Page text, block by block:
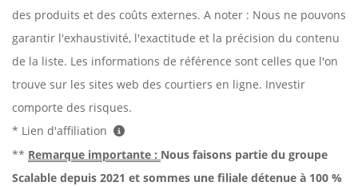
des produits et des coûts externes. A noter : Nous ne pouvons
garantir l'exhaustivité, l'exactitude et la précision du contenu
de la liste. Les informations de référence sont celles que l'on
trouve sur les sites web des courtiers en ligne. Investir
comporte des risques.
* Lien d'affiliation
** Remarque importante : Nous faisons partie du groupe
Scalable depuis 2021 et sommes une filiale détenue à 100 %